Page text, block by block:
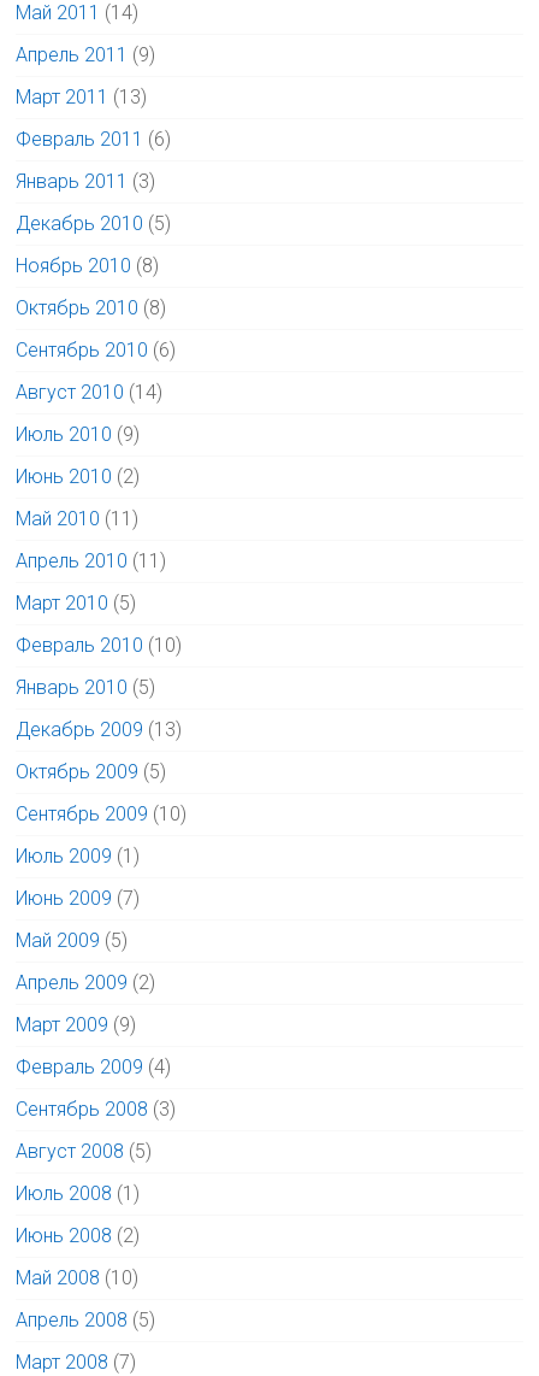
Май 2011 (14)
Апрель 2011 (9)
Март 2011 (13)
Февраль 2011 (6)
Январь 2011 (3)
Декабрь 2010 (5)
Ноябрь 2010 (8)
Октябрь 2010 (8)
Сентябрь 2010 (6)
Август 2010 (14)
Июль 2010 (9)
Июнь 2010 (2)
Май 2010 (11)
Апрель 2010 (11)
Март 2010 (5)
Февраль 2010 (10)
Январь 2010 (5)
Декабрь 2009 (13)
Октябрь 2009 (5)
Сентябрь 2009 (10)
Июль 2009 (1)
Июнь 2009 (7)
Май 2009 (5)
Апрель 2009 (2)
Март 2009 (9)
Февраль 2009 (4)
Сентябрь 2008 (3)
Август 2008 (5)
Июль 2008 (1)
Июнь 2008 (2)
Май 2008 (10)
Апрель 2008 (5)
Март 2008 (7)